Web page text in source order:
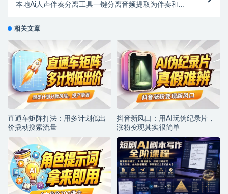
本地Ai人声伴奏分离工具一键分离音频提取为伴奏和人
相关文章
直通车矩阵打法：用多计划低出
价撬动搜索流量
抖音新风口：用AI玩伪纪录片，
涨粉变现其实很简单